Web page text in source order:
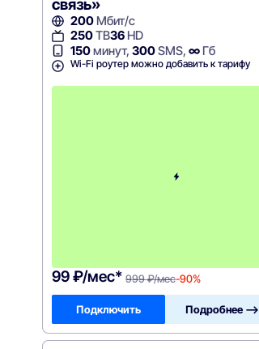
связь»
200Мбит/с
250ТВ36HD
150минут, 300SMS, ∞Гб
Wi-Fi роутер можно добавить к тарифу
99 ₽/мес* 999 ₽/мес-90%
Подключить Подробнее —>